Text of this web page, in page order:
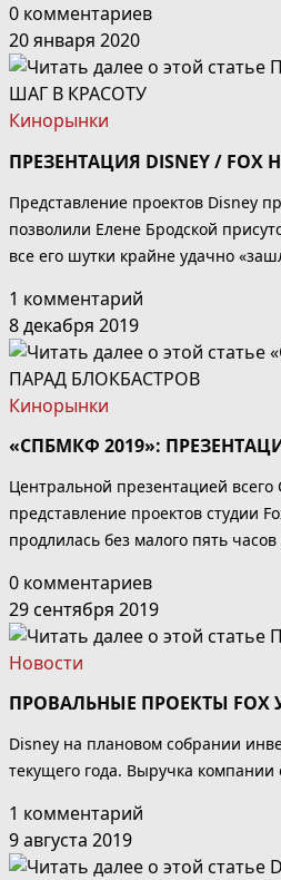
0 комментариев
20 января 2020
Кинорынки
ПРЕЗЕНТАЦИЯ DISNEY /
Представление проектов Disney
позволили Елене Бродской
все его шутки крайне удачно
1 комментарий
8 декабря 2019
Кинорынки
«СПБМКФ 2019»:
Центральной презентацией всего
представление проектов студии
продлилась без малого пять
0 комментариев
29 сентября 2019
Новости
ПРОВАЛЬНЫЕ ПРОЕКТЫ FOX
Disney на плановом собрании
текущего года. Выручка
1 комментарий
9 августа 2019